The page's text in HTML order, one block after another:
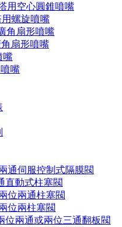
用空心圓錐噴嘴
用螺旋噴嘴
角扇形噴嘴
扇形噴嘴
嘴
嘴
通伺服控制式隔膜閥
直動式柱塞閥
位兩通柱塞閥
位兩柱塞閥
位兩通或兩位三通翻板閥